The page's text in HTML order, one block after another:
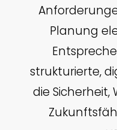
Planung
strukturierte,
die